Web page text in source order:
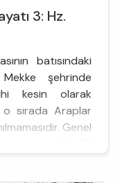
3: Hz.
batısındaki
şehrinde
kesin olarak
sırada Araplar
Genel